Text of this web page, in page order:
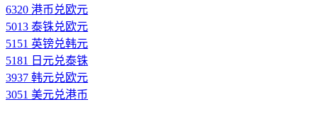
6320 港币兑欧元
5013 泰铢兑欧元
5151 英镑兑韩元
5181 日元兑泰铢
3937 韩元兑欧元
3051 美元兑港币